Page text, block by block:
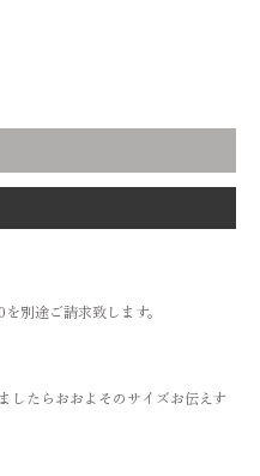
別途ご請求致します。
したらおおよそのサイズお伝えす